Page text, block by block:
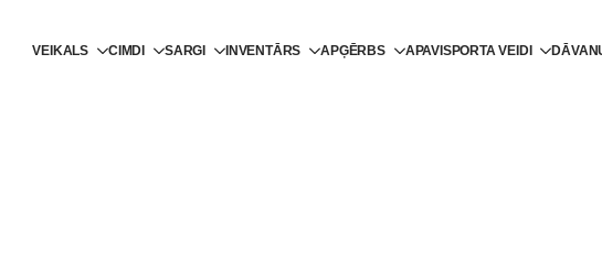
VEIKALS CIMDI SARGI INVENTĀRS APĢĒRBS APAVISPORTA VEIDI